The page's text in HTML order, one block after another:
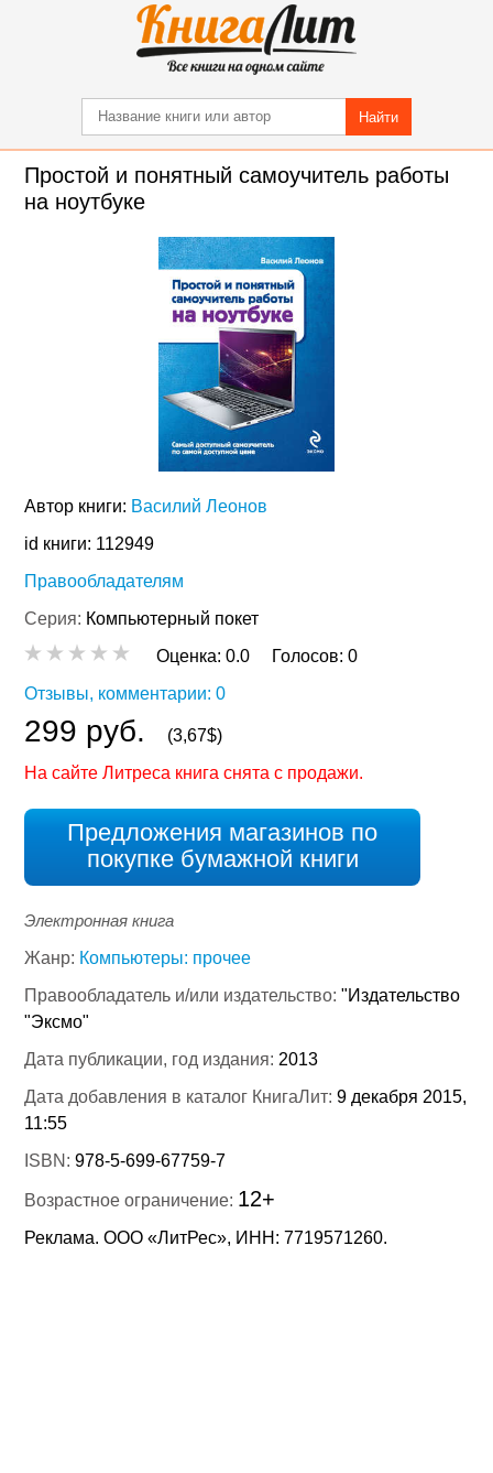
Найти
Простой и понятный самоучитель работы
на ноутбуке
Автор книги: Василий Леонов
id книги: 112949
Правообладателям
Серия: Компьютерный покет
Оценка:0.0 Голосов:0
Отзывы, комментарии: 0
299 руб.
(3,67$)
На сайте Литреса книга снята с продажи.
Предложения магазинов по
покупке бумажной книги
Электронная книга
Жанр: Компьютеры: прочее
Правообладатель и/или издательство:"Издательство
"Эксмо"
Дата публикации, год издания: 2013
Дата добавления в каталог КнигаЛит:9 декабря 2015,
11:55
ISBN:978-5-699-67759-7
Возрастное ограничение: 12+
Реклама. ООО «ЛитРес», ИНН: 7719571260.